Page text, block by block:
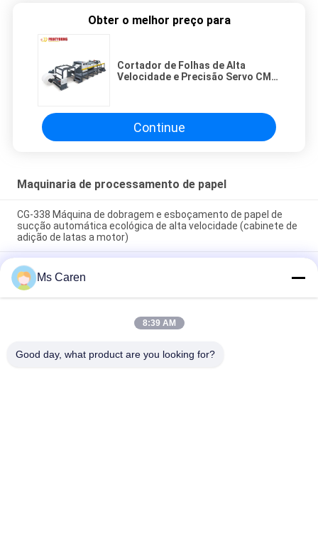
Obter o melhor preço para
Cortador de Folhas de Alta
Velocidade e Precisão Servo CM-
Continue
Maquinaria de processamento de papel
CG-338 Máquina de dobragem e esboçamento de papel de
sucção automática ecológica de alta velocidade (cabinete de
adição de latas a motor)
CG-8800 Corner Cutter Verde Fácil de operar para couro
Tapete de mesa Cartão de visita Ficheiro de etiqueta
Notebook PVC Placa de alumínio
CG900F-A3 Manual Voucher Bills Capa Dura Livros Menus
Álbuns de Fotos Revistas Máquina de Achatar 1 Ano de
Ms Caren
8:39 AM
Good day, what product are you looking for?